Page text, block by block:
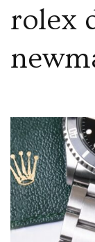
rolex